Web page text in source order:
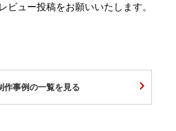
ビュー投稿をお願いいたします。
作事例の一覧を見る